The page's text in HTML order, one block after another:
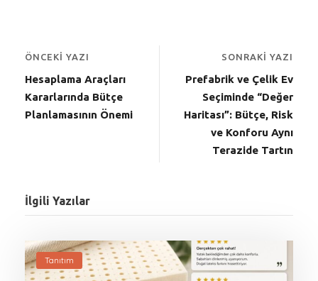
ÖNCEKI YAZI
Hesaplama Araçları
Kararlarında Bütçe
Planlamasının Önemi
SONRAKI YAZI
Prefabrik ve Çelik Ev
Seçiminde “Değer
Haritası”: Bütçe, Risk
ve Konforu Aynı
Terazide Tartın
İlgili Yazılar
Tanıtım